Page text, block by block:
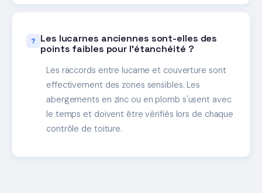
Les lucarnes anciennes sont-elles des
points faibles pour l'étanchéité ?
Les raccords entre lucarne et couverture sont
effectivement des zones sensibles. Les
abergements en zinc ou en plomb s'usent avec
le temps et doivent être vérifiés lors de chaque
contrôle de toiture.